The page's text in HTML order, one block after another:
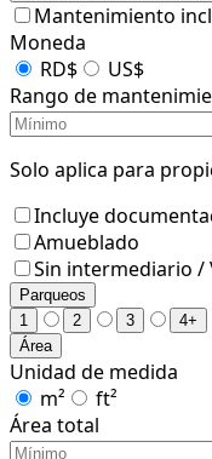
Mantenimiento
Moneda
RD$
US$
Rango de
Solo aplica para
Incluye
Amueblado
Sin intermediario /
Parqueos
1
2 3
4+
Área
Unidad de medida
m²
ft²
Área total